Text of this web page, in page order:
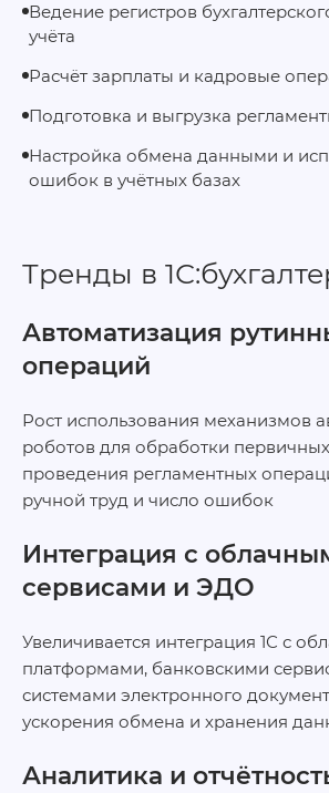
Ведение регистров
учёта
Расчёт зарплаты и кадровые
Подготовка и выгрузка
Настройка обмена данными и
ошибок в учётных базах
Тренды в
Автоматизация
операций
Рост использования механизмов
роботов для обработки
проведения регламентных
ручной труд и число ошибок
Интеграция с
сервисами и ЭДО
Увеличивается интеграция 1С с
платформами, банковскими
системами электронного
ускорения обмена и хранения
Аналитика и